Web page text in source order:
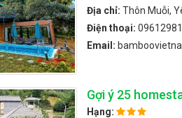
Địa chỉ:Thôn Muỗi,
Điện thoại:
Email:
Gợi ý 25
Hạng: